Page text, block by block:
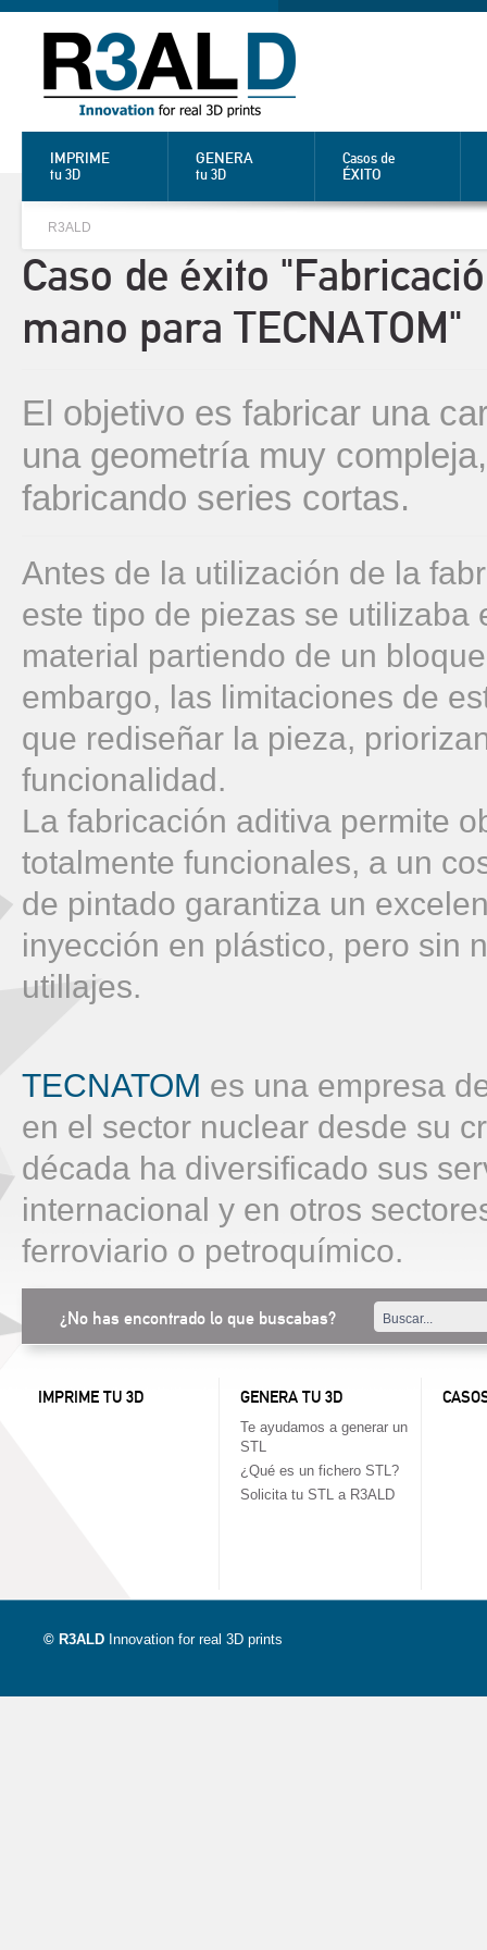
IMPRIME
tu 3D
GENERA
tu 3D
Casos de
ÉXITO
R3ALD
Caso de éxito
mano para TECNATOM"
El objetivo es fabricar una
una geometría muy
fabricando series cortas.
Antes de la utilización de la
este tipo de piezas se utilizaba
material partiendo de un
embargo, las limitaciones de
que rediseñar la pieza,
funcionalidad.
La fabricación aditiva permite
totalmente funcionales, a un
de pintado garantiza un
inyección en plástico, pero sin
utillajes.
TECNATOM es una empresa
en el sector nuclear desde su
década ha diversificado sus
internacional y en otros
ferroviario o petroquímico.
¿No has encontrado lo que buscabas?
IMPRIME TU 3D GENERA TU 3D
Te ayudamos a generar un
STL
¿Qué es un fichero STL?
Solicita tu STL a R3ALD
© R3ALD Innovation for real 3D prints